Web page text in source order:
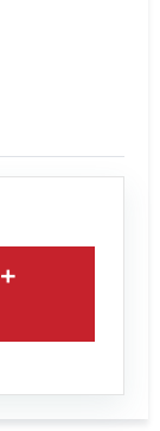
+